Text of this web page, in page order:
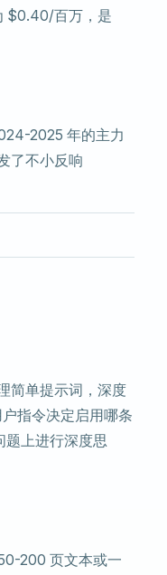
$0.40/百万，是
2025 年的主力
了不小反响
简单提示词，深度
指令决定启用哪条
题上进行深度思
200 页文本或一